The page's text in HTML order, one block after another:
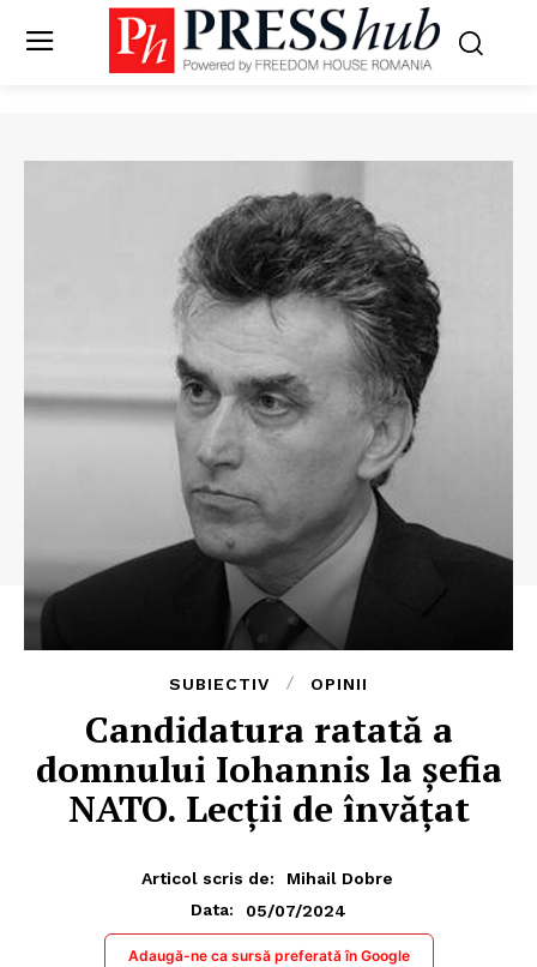
SUBIECTIV OPINII
Candidatura ratată a
domnului Iohannis la șefia
NATO. Lecții de învățat
Articol scris de:
Mihail Dobre
Data:
05/07/2024
Adaugă-ne ca sursă preferată în Google